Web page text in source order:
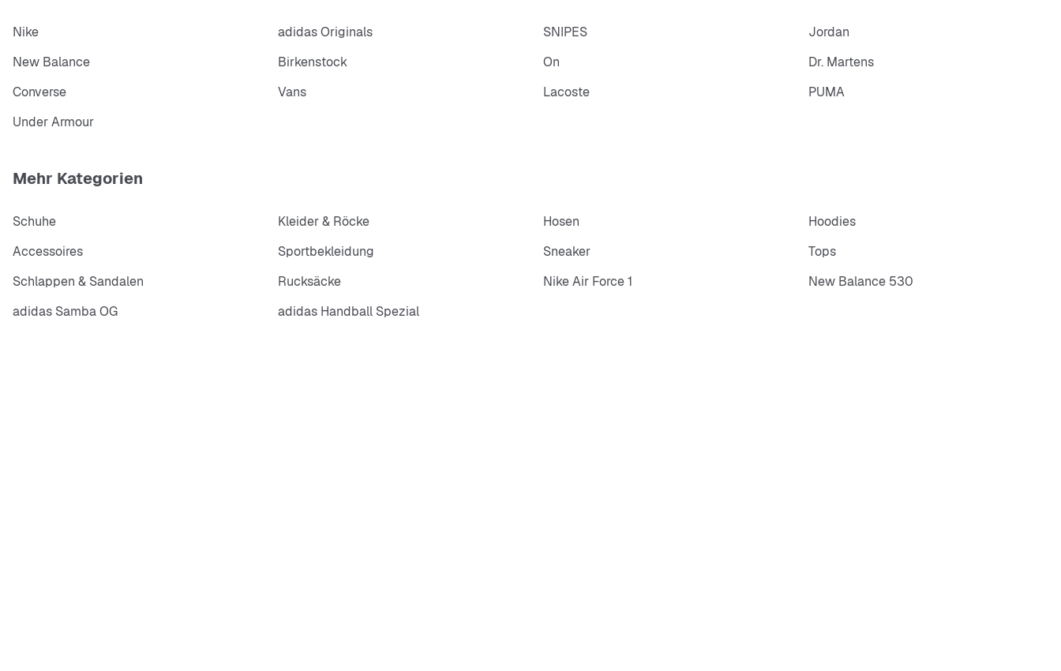
Nike adidas Originals SNIPES
Jordan
New Balance
Birkenstock On
Dr. Martens
Converse
Vans Lacoste
PUMA
Under Armour
Mehr Kategorien
Schuhe Kleider & Röcke Hosen
Hoodies
Accessoires
Sportbekleidung Sneaker
Tops
Schlappen & Sandalen
Rucksäcke Nike Air Force 1
New Balance 530
adidas Samba OG
adidas Handball Spezial